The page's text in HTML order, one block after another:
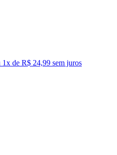
1x de R$ 24,99 sem juros